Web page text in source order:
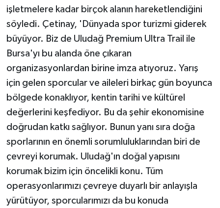
işletmelere kadar birçok alanın hareketlendiğini
söyledi. Çetinay, 'Dünyada spor turizmi giderek
büyüyor. Biz de Uludağ Premium Ultra Trail ile
Bursa'yı bu alanda öne çıkaran
organizasyonlardan birine imza atıyoruz. Yarış
için gelen sporcular ve aileleri birkaç gün boyunca
bölgede konaklıyor, kentin tarihi ve kültürel
değerlerini keşfediyor. Bu da şehir ekonomisine
doğrudan katkı sağlıyor. Bunun yanı sıra doğa
sporlarının en önemli sorumluluklarından biri de
çevreyi korumak. Uludağ'ın doğal yapısını
korumak bizim için öncelikli konu. Tüm
operasyonlarımızı çevreye duyarlı bir anlayışla
yürütüyor, sporcularımızı da bu konuda